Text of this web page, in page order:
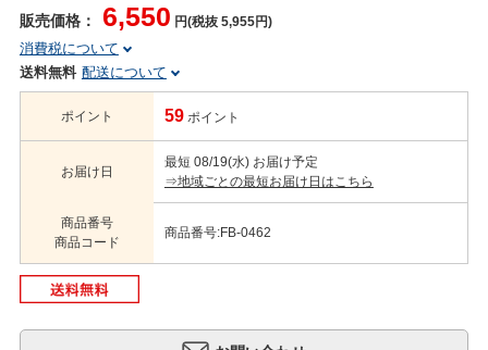
販売価格： 6,550 円(税抜 5,955円)
消費税について
送料無料 配送について
ポイント 59 ポイント
お届け日
最短 08/19(水) お届け予定
⇒地域ごとの最短お届け日はこちら
商品番号
商品コード
商品番号:FB-0462